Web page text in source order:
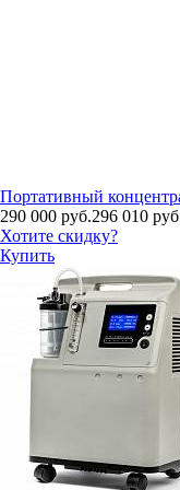
Портативный
290 000 руб.296 010
Хотите скидку?
Купить